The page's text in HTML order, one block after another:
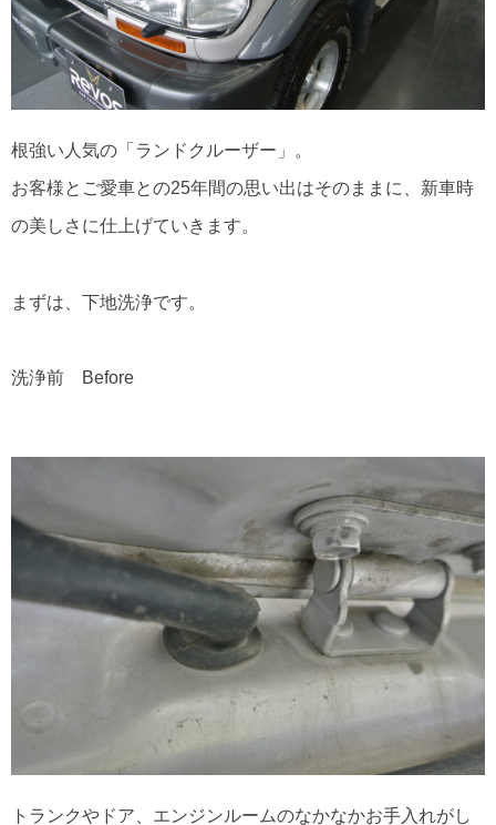
根強い人気の「ランドクルーザー」。
お客様とご愛車との25年間の思い出はそのままに、新車時
の美しさに仕上げていきます。
まずは、下地洗浄です。
洗浄前 Before
トランクやドア、エンジンルームのなかなかお手入れがし